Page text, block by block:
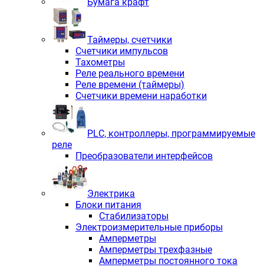
Таймеры, счетчики
Счетчики импульсов
Тахометры
Реле реального времени
Реле времени (таймеры)
Счетчики времени наработки
PLС, контроллеры, программируемые
реле
Преобразователи интерфейсов
Электрика
Блоки питания
Стабилизаторы
Электроизмерительные приборы
Амперметры
Амперметры трехфазные
Амперметры постоянного тока